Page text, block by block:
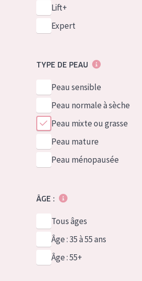
Lift+
Expert
TYPE DE PEAU
Peau sensible
Peau normale à sèche
Peau mixte ou grasse
Peau mature
Peau ménopausée
ÂGE :
Tous âges
Âge : 35 à 55 ans
Âge : 55+